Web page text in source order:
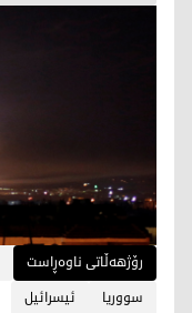
رۆژهەڵاتی ناوەڕاست
سووریا
ئیسرائیل